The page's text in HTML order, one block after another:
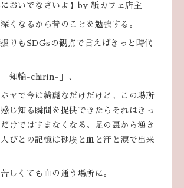
においでなさいよ】by 紙カフェ店主
くなるから昔のことを勉強する。
りもSDGsの観点で言えばきっと時代
「知輪-chirin-」、
ヤで今は綺麗なだけだけど、この場所
じ知る瞬間を提供できたらそれはきっ
けではすまなくなる。足の裏から湧き
人びとの記憶は砂埃と血と汗と涙で出来
しくても血の通う場所に。